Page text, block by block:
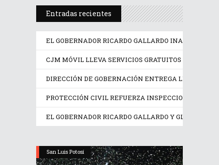
Entradas recientes
EL GOBERNADOR RICARDO GALLARDO INAUGURA
CJM MÓVIL LLEVA SERVICIOS GRATUITOS A
DIRECCIÓN DE GOBERNACIÓN ENTREGA LICENCIAS
PROTECCIÓN CIVIL REFUERZA INSPECCIONES EN
EL GOBERNADOR RICARDO GALLARDO Y GLORIA
San Luis Potosí